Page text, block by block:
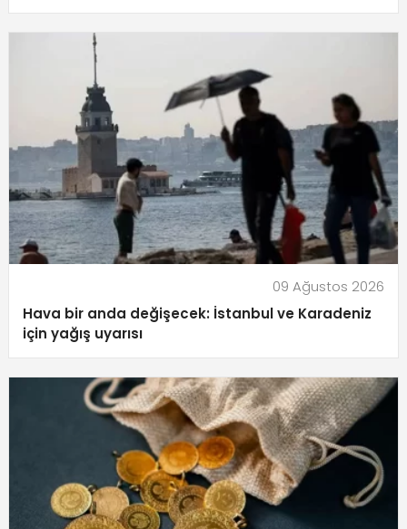
09 Ağustos 2026
Hava bir anda değişecek: İstanbul ve Karadeniz
için yağış uyarısı